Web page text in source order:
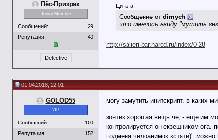
Пёс-Призрак
Junior Member
Сообщений:
29
Репутация:
40
Detective
Цитата:
Сообщение от dimych
что имелось ввиду "мутить
http://salieri-bar.narod.ru/index/0-28
01.04.2018, 22:01
GOLOD55
VIP
Сообщений:
100
Репутация:
152
могу замутить инитскрипт. в каких
-
зонтик хорошая вещь че, - еще им
контролируется он екзешником ога.
подмена челоанимок кстати)'. можно